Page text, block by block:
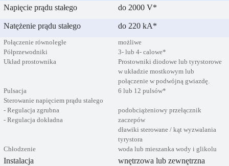
Napięcie prądu stałego do 2000 V*
Natężenie prądu stałego do 220 kA*
Połączenie równoległe
możliwe
Półprzewodniki
3- lub 4- calowe*
Układ prostownika
Prostowniki diodowe lub tyrystorowe
w układzie mostkowym lub
połączenie w podwójną gwiazdę.
Pulsacja
6 lub 12 pulsów*
Sterowanie napięciem prądu stałego
- Regulacja zgrubna
- Regulacja dokładna
podobciążeniowy przełącznik
zaczepów
dławiki sterowane / kąt wyzwalania
tyrystora
Chłodzenie
woda lub mieszanka wody i glikolu
Instalacja
wnętrzowa lub zewnętrzna